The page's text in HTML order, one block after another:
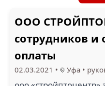
ООО
сотрудников и
оплаты
02.03.2021 • Уфа •